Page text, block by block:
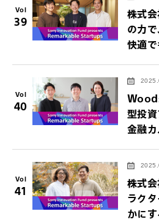
Vol
39
株式
の力
快適
Vol
40
型投
金融
Vol
41
株式
ラク
かにす